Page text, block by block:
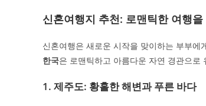
신혼여행지 추천: 로맨틱한 여행
신혼여행은 새로운 시작을 맞이하는 부부
한국은 로맨틱하고 아름다운 자연 경관으로
1. 제주도: 황홀한 해변과 푸른 바다